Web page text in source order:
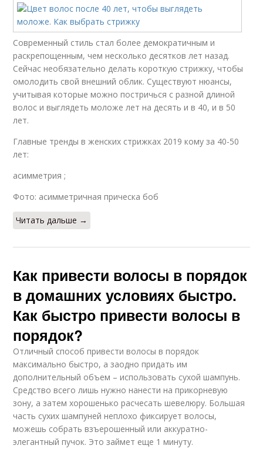
Современный стиль стал более демократичным и
раскрепощенным, чем несколько десятков лет назад.
Сейчас необязательно делать короткую стрижку, чтобы
омолодить свой внешний облик. Существуют нюансы,
учитывая которые можно постричься с разной длиной
волос и выглядеть моложе лет на десять и в 40, и в 50
лет.
Главные тренды в женских стрижках 2019 кому за 40-50
лет:
асимметрия ;
Фото: асимметричная прическа боб
Читать дальше →
Как привести волосы в порядок
в домашних условиях быстро.
Как быстро привести волосы в
порядок?
Отличный способ привести волосы в порядок
максимально быстро, а заодно придать им
дополнительный объем – использовать сухой шампунь.
Средство всего лишь нужно нанести на прикорневую
зону, а затем хорошенько расчесать шевелюру. Большая
часть сухих шампуней неплохо фиксирует волосы,
можешь собрать взъерошенный или аккуратно-
элегантный пучок. Это займет еще 1 минуту.